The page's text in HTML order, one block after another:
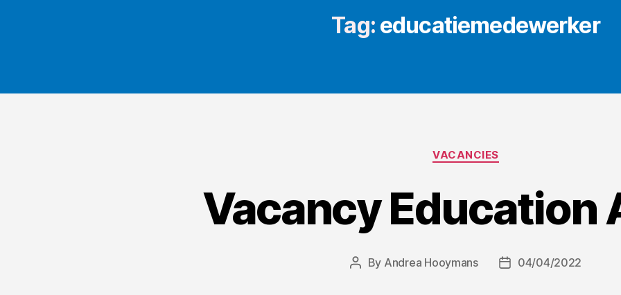
Tag: educatiemedewerker
Categories
VACANCIES
Vacancy Education
Post
By Andrea Hooymans
Post04/04/2022